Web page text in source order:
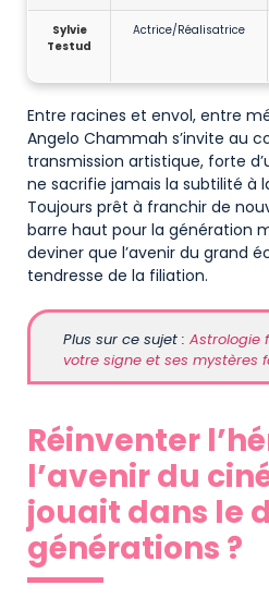
Sylvie
Testud
Actrice/Réalisatrice
Entre racines et envol, entre
Angelo Chammah s’invite au
transmission artistique, forte
ne sacrifie jamais la subtilité à
Toujours prêt à franchir de
barre haut pour la génération
deviner que l’avenir du grand
tendresse de la filiation.
Plus sur ce sujet : Astrologie
votre signe et ses mystères
Réinventer
l’avenir du
jouait dans le
générations ?